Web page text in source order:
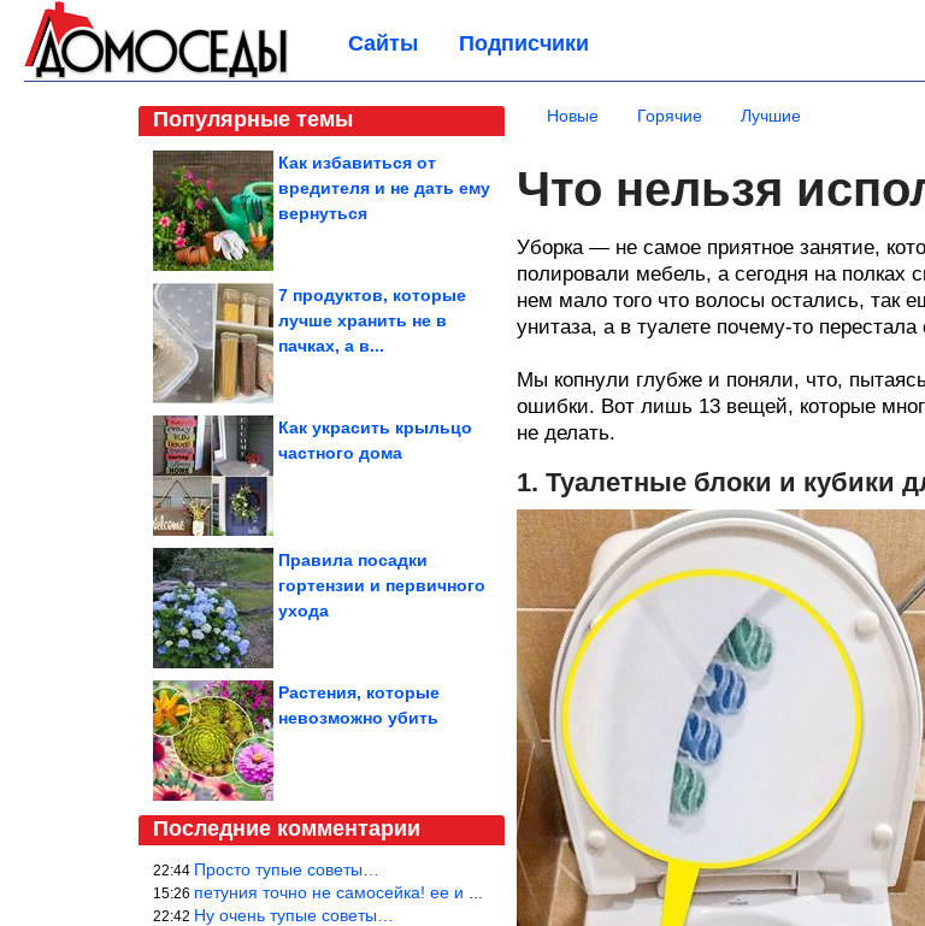
Сайты Подписчики
Популярные темы
Как избавиться от
вредителя и не дать ему
вернуться
7 продуктов, которые
лучше хранить не в
пачках, а в...
Как украсить крыльцо
частного дома
Правила посадки
гортензии и первичного
ухода
Растения, которые
невозможно убить
Последние комментарии
22:44 Просто тупые советы…
15:26 петуния точно не самосейка! ее и из рассады тяжело вырастить!
22:42 Ну очень тупые советы…
Новые Горячие Лучшие
Что нельзя
Уборка — не самое приятное занятие,
полировали мебель, а сегодня на
нем мало того что волосы остались, так
унитаза, а в туалете почему-то
Мы копнули глубже и поняли, что,
ошибки. Вот лишь 13 вещей, которые
не делать.
1. Туалетные блоки и кубики